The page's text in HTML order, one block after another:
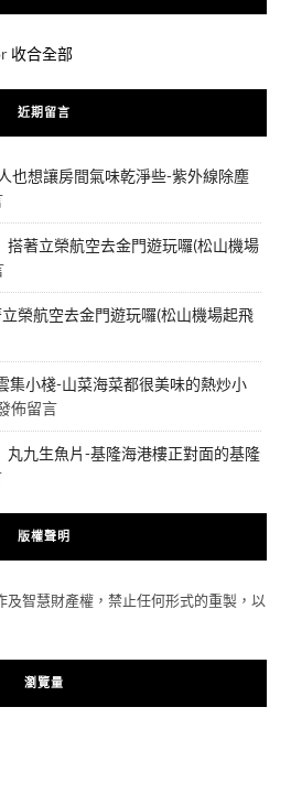
收合全部
近期留言
也想讓房間氣味乾淨些-紫外線除塵
搭著立榮航空去金門遊玩囉(松山機場
立榮航空去金門遊玩囉(松山機場起飛
集小棧-山菜海菜都很美味的熱炒小
佈留言
丸九生魚片-基隆海港樓正對面的基隆
版權聲明
及智慧財產權，禁止任何形式的重製，以
瀏覽量